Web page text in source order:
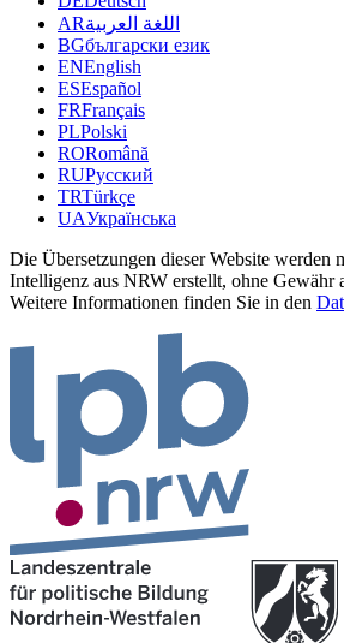
ARاللغة العربية
BGбългарски език
ENEnglish
ESEspañol
FRFrançais
PLPolski
RORomână
RUРусский
TRTürkçe
UAУкраїнська
Die Übersetzungen dieser Website werden
Intelligenz aus NRW erstellt, ohne Gewähr
Weitere Informationen finden Sie in den